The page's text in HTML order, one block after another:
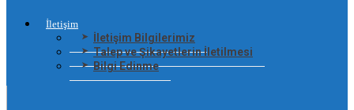
İletişim
İletişim Bilgilerimiz
Talep ve Şikayetlerin İletilmesi
Bilgi Edinme